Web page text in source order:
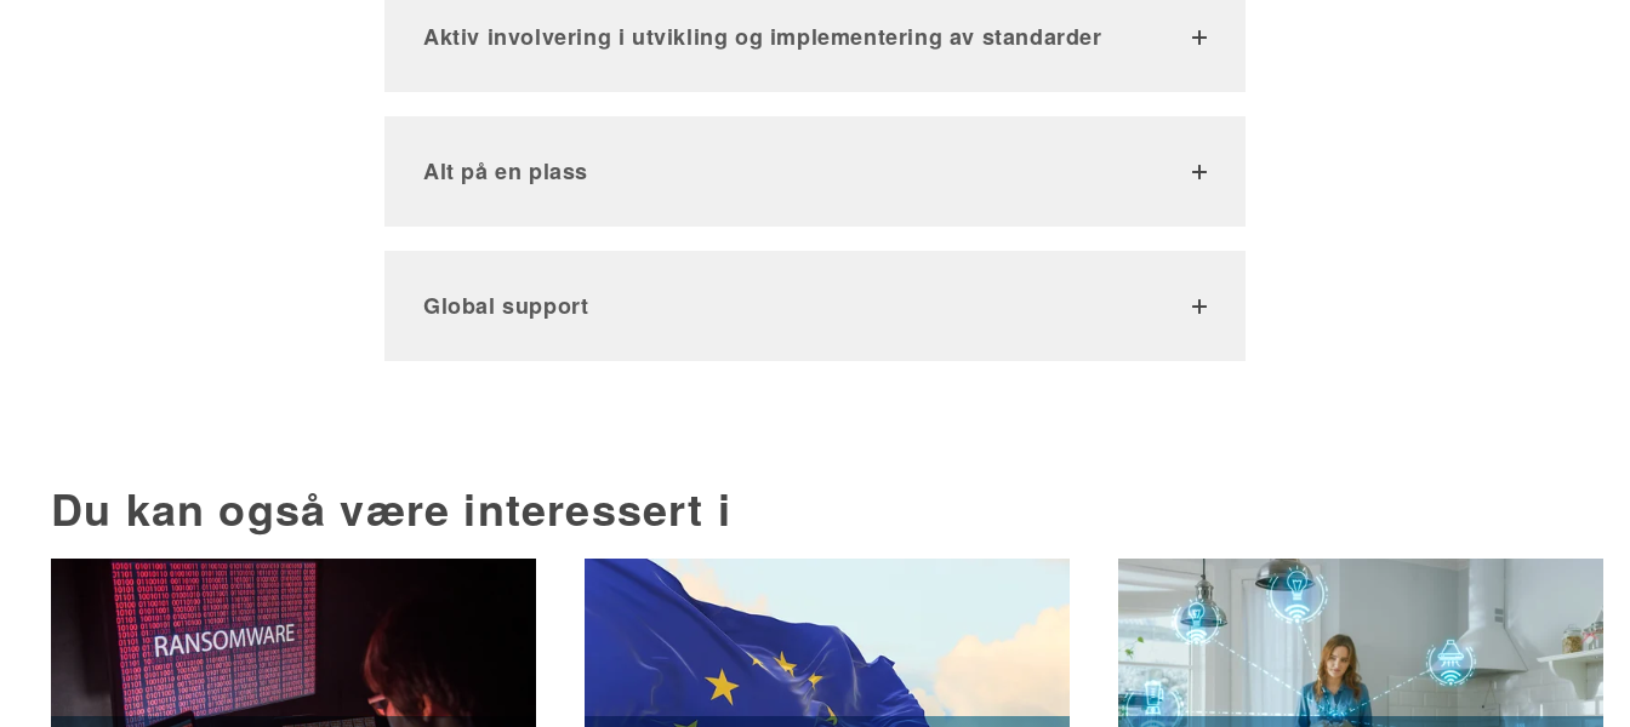
Aktiv involvering i utvikling og implementering av standarder
Alt på en plass
Global support
Du kan også være interessert i